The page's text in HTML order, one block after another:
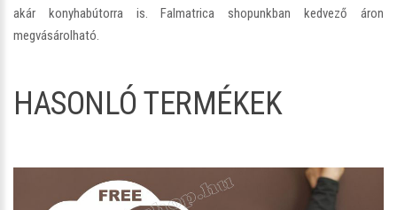
akár konyhabútorra is. Falmatrica shopunkban kedvező áron
megvásárolható.
HASONLÓ TERMÉKEK